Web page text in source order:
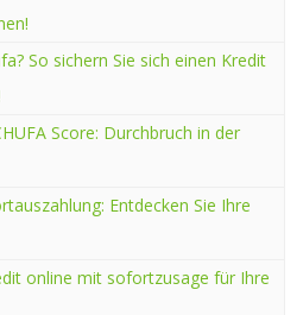
So sichern Sie sich einen Kredit
Score: Durchbruch in der
Entdecken Sie Ihre
online mit sofortzusage für Ihre